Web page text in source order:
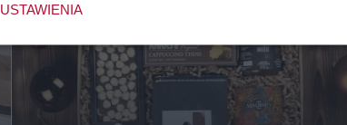
USTAWIENIA